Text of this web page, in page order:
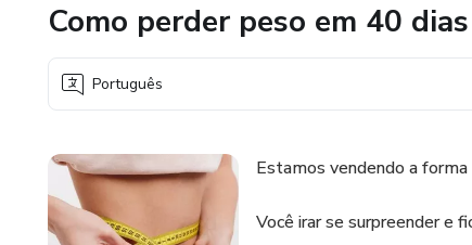
Como perder peso em 40 dias
Português
Estamos vendendo a
Você irar se surpreender e